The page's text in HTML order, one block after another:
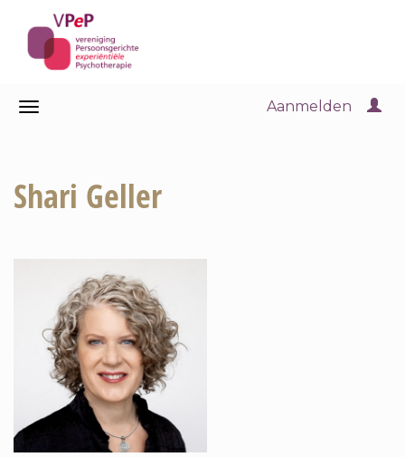
Aanmelden
Shari Geller